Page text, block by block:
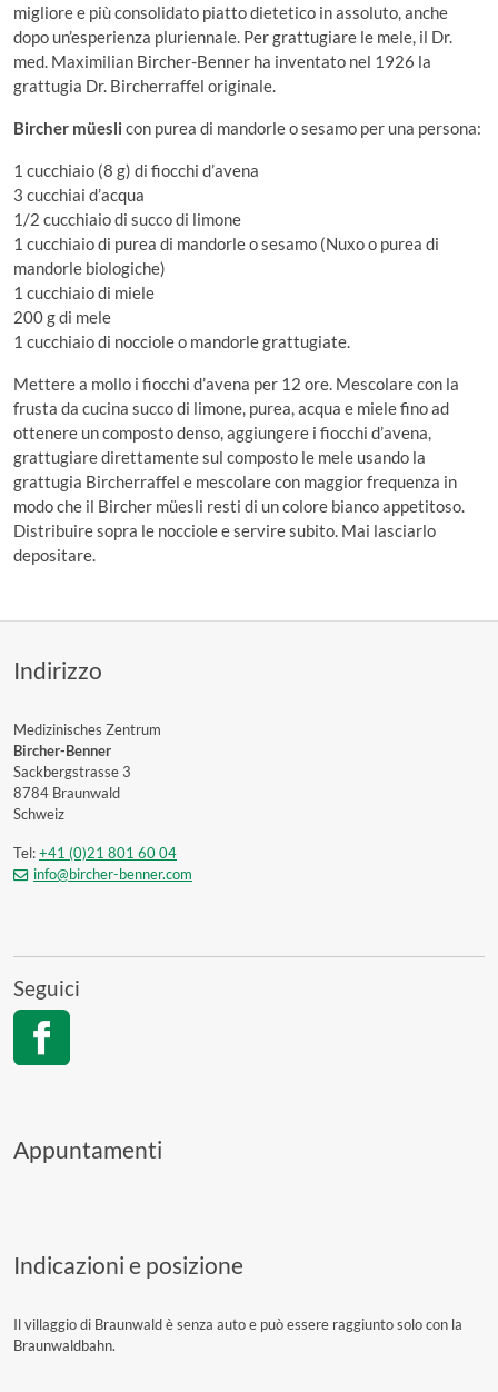
migliore e più consolidato piatto dietetico in assoluto, anche
dopo un’esperienza pluriennale. Per grattugiare le mele, il Dr.
med. Maximilian Bircher-Benner ha inventato nel 1926 la
grattugia Dr. Bircherraffel originale.
Bircher müesli con purea di mandorle o sesamo per una persona:
1 cucchiaio (8 g) di fiocchi d’avena
3 cucchiai d’acqua
1/2 cucchiaio di succo di limone
1 cucchiaio di purea di mandorle o sesamo (Nuxo o purea di
mandorle biologiche)
1 cucchiaio di miele
200 g di mele
1 cucchiaio di nocciole o mandorle grattugiate.
Mettere a mollo i fiocchi d’avena per 12 ore. Mescolare con la
frusta da cucina succo di limone, purea, acqua e miele fino ad
ottenere un composto denso, aggiungere i fiocchi d’avena,
grattugiare direttamente sul composto le mele usando la
grattugia Bircherraffel e mescolare con maggior frequenza in
modo che il Bircher müesli resti di un colore bianco appetitoso.
Distribuire sopra le nocciole e servire subito. Mai lasciarlo
depositare.
Indirizzo
Medizinisches Zentrum
Bircher-Benner
Sackbergstrasse 3
8784 Braunwald
Schweiz
Tel:+41 (0)21 801 60 04
info@bircher-benner.com
Seguici
Appuntamenti
Indicazioni e posizione
Il villaggio di Braunwald è senza auto e può essere raggiunto solo con la
Braunwaldbahn.